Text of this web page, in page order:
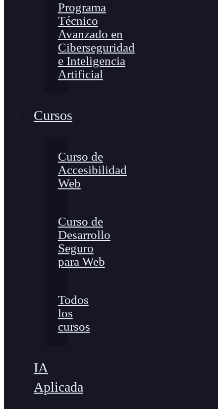
Programa
Técnico
Avanzado en
Ciberseguridad
e Inteligencia
Artificial
Cursos
Curso de
Accesibilidad
Web
Curso de
Desarrollo
Seguro
para Web
Todos
los
cursos
IA
Aplicada